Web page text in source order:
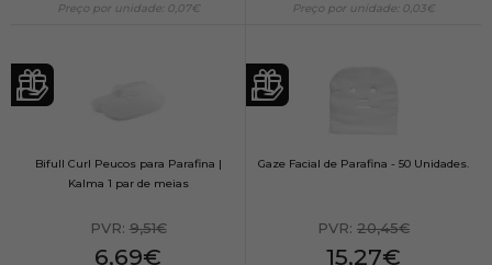
Preço por unidade: 0,07€ Preço por unidade: 0,03€
Bifull Curl Peucos para Parafina |
Kalma 1 par de meias
PVR:9,51€
6,69€
Gaze Facial de Parafina - 50 Unidades.
PVR: 20,45€
15,27€